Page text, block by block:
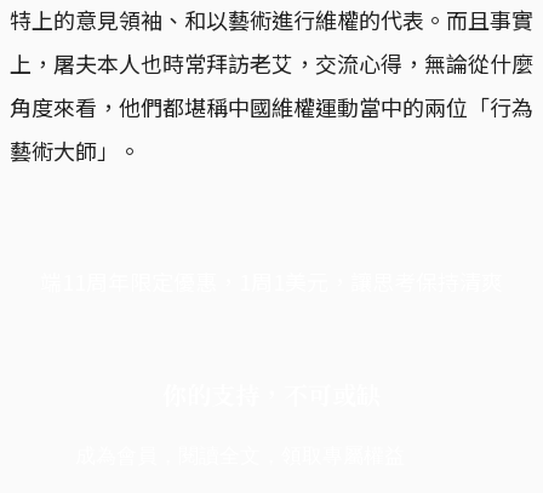
特上的意見領袖、和以藝術進行維權的代表。而且事實
上，屠夫本人也時常拜訪老艾，交流心得，無論從什麼
角度來看，他們都堪稱中國維權運動當中的兩位「行為
藝術大師」。